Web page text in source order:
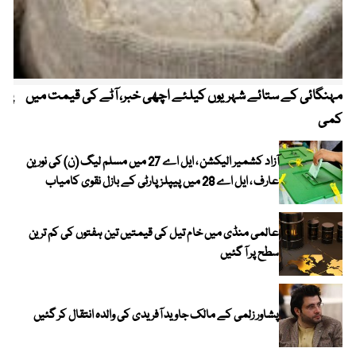
مہنگائی کے ستائے شہریوں کیلئے اچھی خبر، آٹے کی قیمت میں
کمی
آزاد کشمیر الیکشن ، ایل اے 27 میں مسلم لیگ (ن) کی نورین
عارف ، ایل اے 28 میں پیپلز پارٹی کے بازل نقوی کامیاب
عالمی منڈی میں خام تیل کی قیمتیں تین ہفتوں کی کم ترین
سطح پر آ گئیں
پشاور زلمی کے مالک جاوید آفریدی کی والدہ انتقال کر گئیں